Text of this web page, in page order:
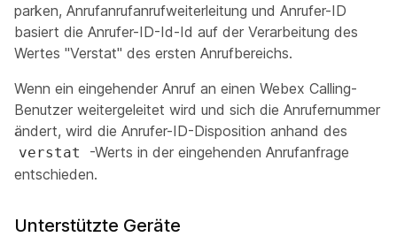
parken, Anrufanrufanrufweiterleitung und Anrufer-ID
basiert die Anrufer-ID-Id-Id auf der Verarbeitung des
Wertes "Verstat" des ersten Anrufbereichs.
Wenn ein eingehender Anruf an einen Webex Calling-
Benutzer weitergeleitet wird und sich die Anrufernummer
ändert, wird die Anrufer-ID-Disposition anhand des
verstat
-Werts in der eingehenden Anrufanfrage
entschieden.
Unterstützte Geräte